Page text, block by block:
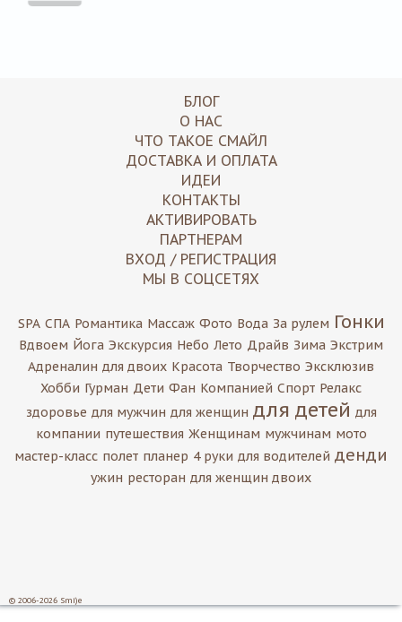
БЛОГ
О НАС
ЧТО ТАКОЕ СМАЙЛ
ДОСТАВКА И ОПЛАТА
ИДЕИ
КОНТАКТЫ
АКТИВИРОВАТЬ
ПАРТНЕРАМ
ВХОД / РЕГИСТРАЦИЯ
МЫ В СОЦСЕТЯХ
SPA СПА Романтика Массаж Фото Вода За рулем Гонки
Вдвоем Йога Экскурсия Небо Лето Драйв Зима Экстрим
Адреналин для двоих Красота Творчество Эксклюзив
Хобби Гурман Дети Фан Компанией Спорт Релакс
здоровье для мужчин для женщин для детей для
компании путешествия Женщинам мужчинам мото
мастер-класс полет планер 4 руки для водителей денди
ужин ресторан для женщин двоих
© 2006-2026 Smi)e